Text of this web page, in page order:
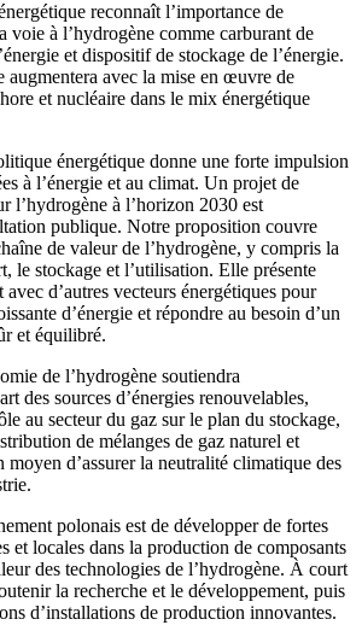
reconnaît l’importance de
voie à l’hydrogène comme carburant de
et dispositif de stockage de l’énergie.
augmentera avec la mise en œuvre de
et nucléaire dans le mix énergétique
énergétique donne une forte impulsion
à l’énergie et au climat. Un projet de
l’hydrogène à l’horizon 2030 est
publique. Notre proposition couvre
de valeur de l’hydrogène, y compris la
le stockage et l’utilisation. Elle présente
d’autres vecteurs énergétiques pour
d’énergie et répondre au besoin d’un
et équilibré.
de l’hydrogène soutiendra
des sources d’énergies renouvelables,
au secteur du gaz sur le plan du stockage,
de mélanges de gaz naturel et
moyen d’assurer la neutralité climatique des
polonais est de développer de fortes
et locales dans la production de composants
des technologies de l’hydrogène. À court
la recherche et le développement, puis
d’installations de production innovantes.